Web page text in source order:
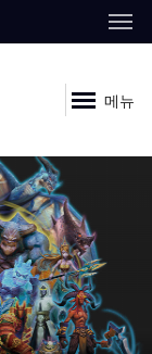
메뉴